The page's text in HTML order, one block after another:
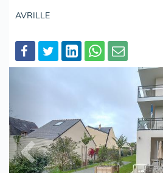
AVRILLE
Partager